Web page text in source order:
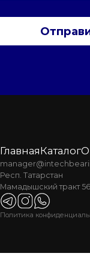
ГлавнаяКаталогО
Респ. Татарстан
Мамадышский тракт 56
Политика